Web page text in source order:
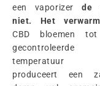
een vaporizer de
niet. Het
CBD bloemen
gecontroleerde
produceert een